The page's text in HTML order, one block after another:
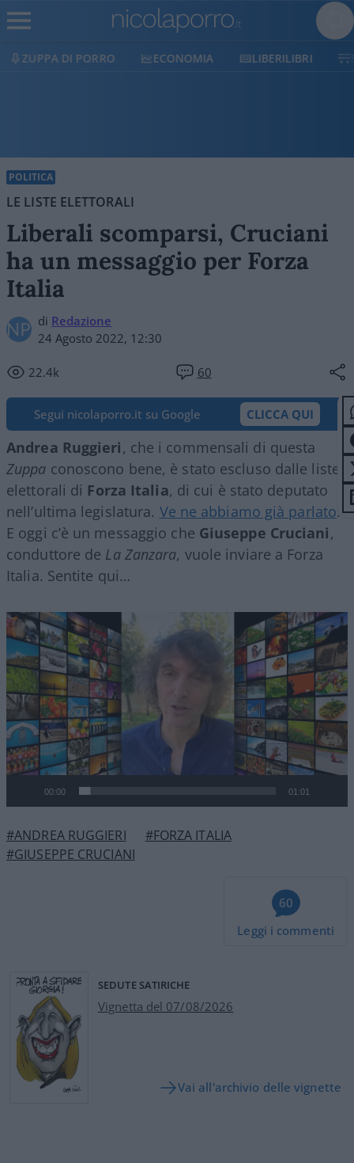
ECONOMIA LIBERILIBRI SHOP SOSTIENICI
POLITICA
LE LISTE ELETTORALI
Liberali scomparsi, Cruciani
ha un messaggio per Forza
Italia
di Redazione
24 Agosto 2022, 12:30
22.4k 60
Segui nicolaporro.it su Google CLICCA QUI
Andrea Ruggieri, che i commensali di questa
Zuppa conoscono bene, è stato escluso dalle liste
elettorali di Forza Italia, di cui è stato deputato
nell’ultima legislatura. Ve ne abbiamo già parlato.
E oggi c’è un messaggio che Giuseppe Cruciani,
conduttore de La Zanzara, vuole inviare a Forza
Italia. Sentite qui…
Video
Player
00:00 01:01
#ANDREA RUGGIERI
#FORZA ITALIA
#GIUSEPPE CRUCIANI
60
Leggi i commenti
SEDUTE SATIRICHE
Vignetta del 07/08/2026
Vai all'archivio delle vignette